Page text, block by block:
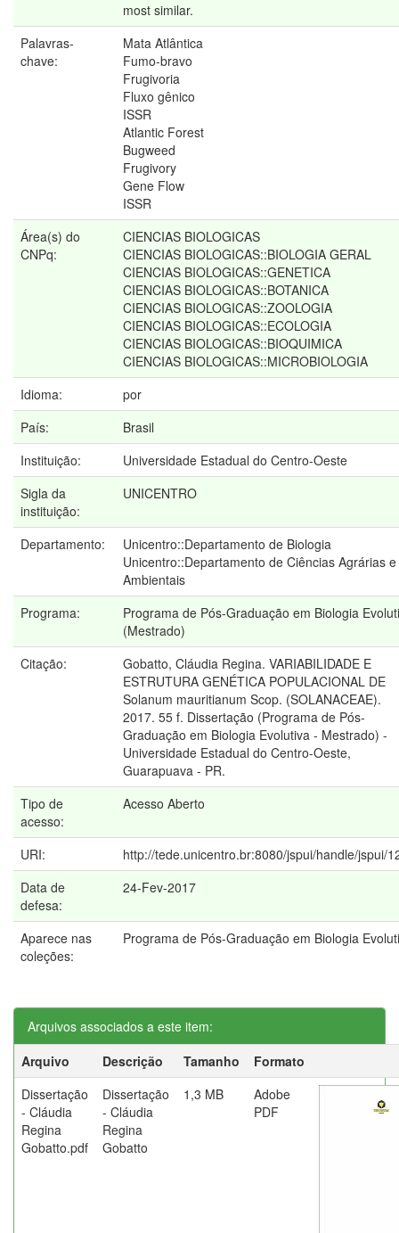
most similar.
Palavras-
chave:
Mata Atlântica
Fumo-bravo
Frugivoria
Fluxo gênico
ISSR
Atlantic Forest
Bugweed
Frugivory
Gene Flow
ISSR
Área(s) do
CNPq:
CIENCIAS BIOLOGICAS
CIENCIAS BIOLOGICAS::BIOLOGIA GERAL
CIENCIAS BIOLOGICAS::GENETICA
CIENCIAS BIOLOGICAS::BOTANICA
CIENCIAS BIOLOGICAS::ZOOLOGIA
CIENCIAS BIOLOGICAS::ECOLOGIA
CIENCIAS BIOLOGICAS::BIOQUIMICA
CIENCIAS BIOLOGICAS::MICROBIOLOGIA
Idioma:
por
País:
Brasil
Instituição:
Universidade Estadual do Centro-Oeste
Sigla da
instituição:
UNICENTRO
Departamento:
Unicentro::Departamento de Biologia
Unicentro::Departamento de Ciências Agrárias e
Ambientais
Programa:
Programa de Pós-Graduação em Biologia
(Mestrado)
Citação:
Gobatto, Cláudia Regina. VARIABILIDADE E
ESTRUTURA GENÉTICA POPULACIONAL DE
Solanum mauritianum Scop. (SOLANACEAE).
2017. 55 f. Dissertação (Programa de Pós-
Graduação em Biologia Evolutiva - Mestrado) -
Universidade Estadual do Centro-Oeste,
Guarapuava - PR.
Tipo de
acesso:
Acesso Aberto
URI:
http://tede.unicentro.br:8080/jspui/handle/jspui/
Data de
defesa:
24-Fev-2017
Aparece nas
coleções:
Programa de Pós-Graduação em Biologia
Arquivos associados a este item:
Arquivo
Descrição Tamanho
Formato
Dissertação
- Cláudia
Regina
Gobatto.pdf
Dissertação
- Cláudia
Regina
Gobatto
1,3 MB
Adobe
PDF